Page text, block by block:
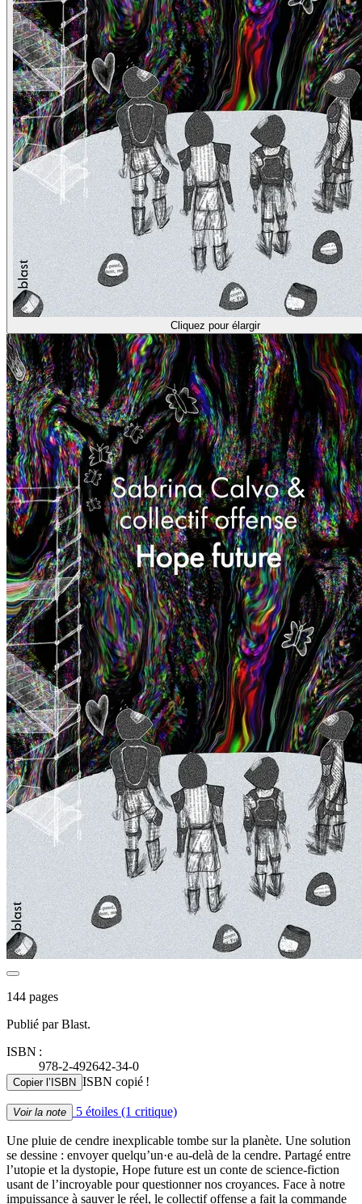
Cliquez pour élargir
144 pages
Publié par Blast.
ISBN :
978-2-492642-34-0
Copier l’ISBN ISBN copié !
Voir la note 5 étoiles (1 critique)
Une pluie de cendre inexplicable tombe sur la planète. Une solution
se dessine : envoyer quelqu’un·e au-delà de la cendre. Partagé entre
l’utopie et la dystopie, Hope future est un conte de science-fiction
usant de l’incroyable pour questionner nos croyances. Face à notre
impuissance à sauver le réel, le collectif offense a fait la commande